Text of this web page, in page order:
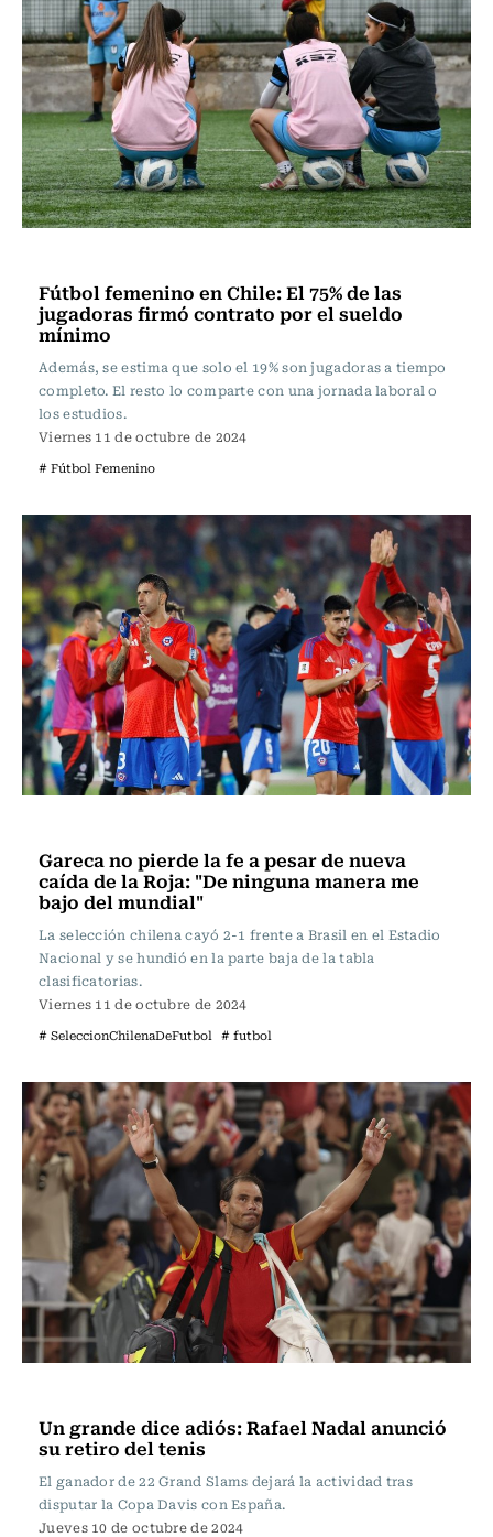
Fútbol femenino en Chile: El 75% de las
jugadoras firmó contrato por el sueldo
mínimo
Además, se estima que solo el 19% son jugadoras a tiempo
completo. El resto lo comparte con una jornada laboral o
los estudios.
Viernes 11 de octubre de 2024
# Fútbol Femenino
Gareca no pierde la fe a pesar de nueva
caída de la Roja: "De ninguna manera me
bajo del mundial"
La selección chilena cayó 2-1 frente a Brasil en el Estadio
Nacional y se hundió en la parte baja de la tabla
clasificatorias.
Viernes 11 de octubre de 2024
# SeleccionChilenaDeFutbol # futbol
Un grande dice adiós: Rafael Nadal anunció
su retiro del tenis
El ganador de 22 Grand Slams dejará la actividad tras
disputar la Copa Davis con España.
Jueves 10 de octubre de 2024